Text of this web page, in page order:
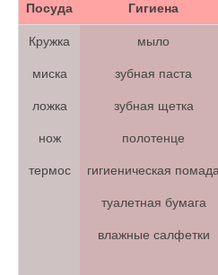
Посуда Гигиена
Кружка
миска
ложка
нож
термос
мыло
зубная паста
зубная щетка
полотенце
гигиеническая помада
туалетная бумага
влажные салфетки